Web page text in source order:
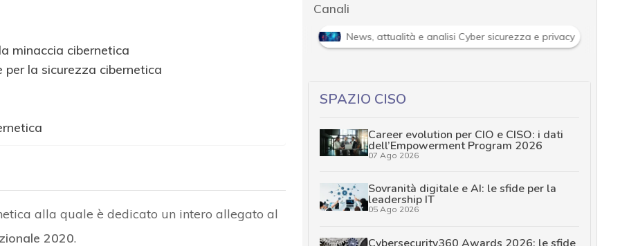
minaccia cibernetica
la sicurezza cibernetica
alla quale è dedicato un intero allegato al
2020.
Canali
News, attualità e analisi Cyber sicurezza e privacy
SPAZIO CISO
Career evolution per CIO e CISO: i dati
dell’Empowerment Program 2026
07 Ago 2026
Sovranità digitale e AI: le sfide per la
leadership IT
05 Ago 2026